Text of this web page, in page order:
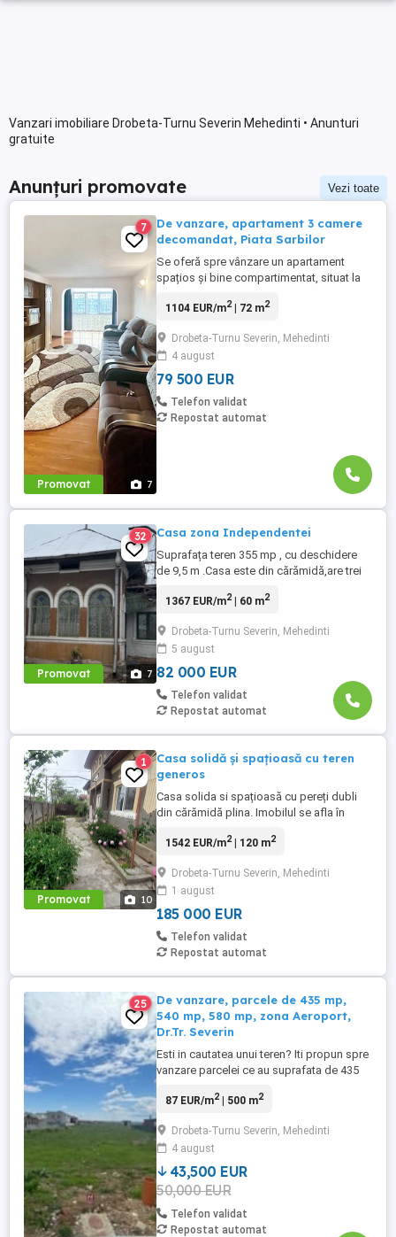
Vanzari imobiliare Drobeta-Turnu Severin Mehedinti • Anunturi
gratuite
Anunțuri promovate Vezi toate
Promovat 7
7
De vanzare, apartament 3 camere
decomandat, Piata Sarbilor
Se oferă spre vânzare un apartament
spațios și bine compartimentat, situat la
pe Strada Mihai Viteazu. Locuința are o
decomandată, oferind confort și
intimitate. Apartamentul beneficiază de
centrală termică proprie pe ...
1104 EUR/m2| 72 m2
Drobeta-Turnu Severin, Mehedinti
4 august
79 500 EUR
Telefon validat
Repostat automat
Promovat 7
32 Casa zona Independentei
Suprafața teren 355 mp , cu deschidere
de 9,5 m .Casa este din cărămidă,are trei
62 mp. Se poate mansardă.Separat este o
beci cu o cameră deasupra și un grup
sanitar.Gazul este pe stradă.
1367 EUR/m2| 60 m2
Drobeta-Turnu Severin, Mehedinti
5 august
82 000 EUR
Telefon validat
Repostat automat
Promovat 10
1
Casa solidă și spațioasă cu teren
generos
Casa solida si spațioasă cu pereți dubli
din cărămidă plina. Imobilul se afla în
grădinițe, intr-o zona linistita. Dispune de
bucătărie și o baie mare.ti-ai pus mobila și
este gata de locuit. În curte se mai afla și
o anexa complet ...
1542 EUR/m2| 120 m2
Drobeta-Turnu Severin, Mehedinti
1 august
185 000 EUR
Telefon validat
Repostat automat
25
De vanzare, parcele de 435 mp,
540 mp, 580 mp, zona Aeroport,
Dr.Tr. Severin
Esti in cautatea unui teren? Iti propun spre
vanzare parcelei ce au suprafata de 435
situate in zona Aeroport,zona intr-o
comercial Severin Shopping Center.
Avantajul este acela ca avand spre
vanzare mai multe parcele, puteti sa ...
87 EUR/m2| 500 m2
Drobeta-Turnu Severin, Mehedinti
4 august
43,500 EUR
50,000 EUR
Telefon validat
Repostat automat